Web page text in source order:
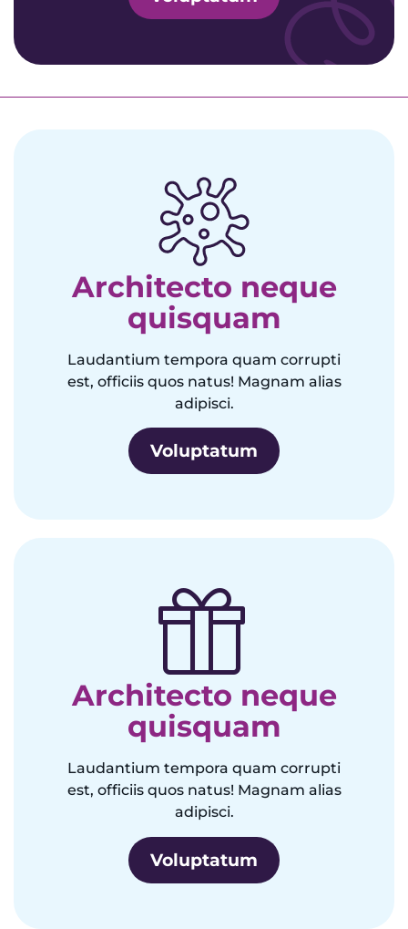
Architecto neque
quisquam
Laudantium tempora quam corrupti
est, officiis quos natus! Magnam alias
adipisci.
Voluptatum
Architecto neque
quisquam
Laudantium tempora quam corrupti
est, officiis quos natus! Magnam alias
adipisci.
Voluptatum